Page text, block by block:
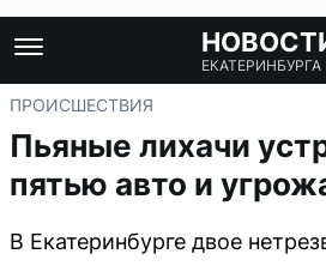
ЕКАТЕРИНБУРГА
ПРОИСШЕСТВИЯ
Пьяные лихачи
пятью авто и
В Екатеринбурге двое